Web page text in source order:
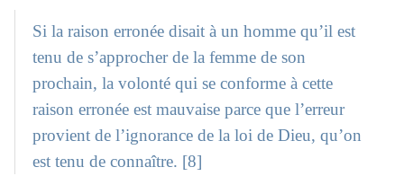
Si la raison erronée disait à un homme qu’il est
tenu de s’approcher de la femme de son
prochain, la volonté qui se conforme à cette
raison erronée est mauvaise parce que l’erreur
provient de l’ignorance de la loi de Dieu, qu’on
est tenu de connaître. [8]